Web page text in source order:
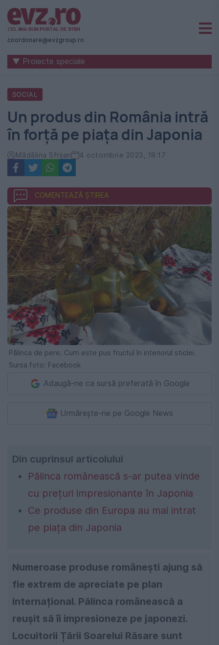
Știri
naționale
internaționale
România
-
Evenimentul
Zilei
coordonare@evzgroup.ro
▼ Proiecte speciale
SOCIAL
Un produs din România intră
în forță pe piața din Japonia
Mădălina Sfrijan 4 octombrie 2023, 18:17
COMENTEAZĂ ȘTIREA
Pălinca de pere. Cum este pus fructul în interiorul sticlei.
Sursa foto: Facebook
Adaugă-ne ca sursă preferată în Google
Urmărește-ne pe Google News
Din cuprinsul articolului
Pălinca românească s-ar putea vinde
cu prețuri impresionante în Japonia
Ce produse din Europa au mai intrat
pe piața din Japonia
Numeroase produse românești ajung să
fie extrem de apreciate pe plan
internațional. Pălinca românească a
reușit să îi impresioneze pe japonezi.
Locuitorii Țării Soarelui Răsare sunt